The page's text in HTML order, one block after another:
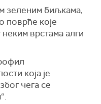
зеленим биљкама,
поврће које
врстама алги
која је
чега се